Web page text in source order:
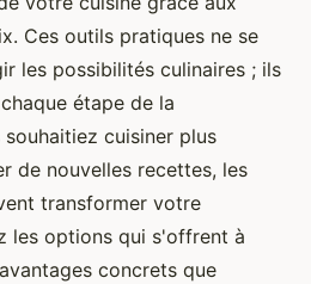
Ces outils pratiques ne se
les possibilités culinaires ; ils
étape de la
cuisiner plus
de nouvelles recettes, les
transformer votre
les options qui s'offrent à
concrets que